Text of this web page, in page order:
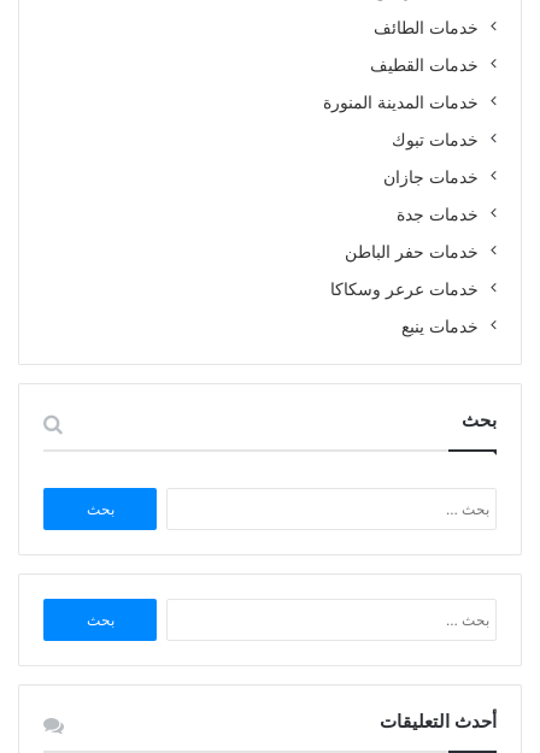
خدمات الطائف
خدمات القطيف
خدمات المدينة المنورة
خدمات تبوك
خدمات جازان
خدمات جدة
خدمات حفر الباطن
خدمات عرعر وسكاكا
خدمات ينبع
بحث
عن:
عن:
أحدث التعليقات